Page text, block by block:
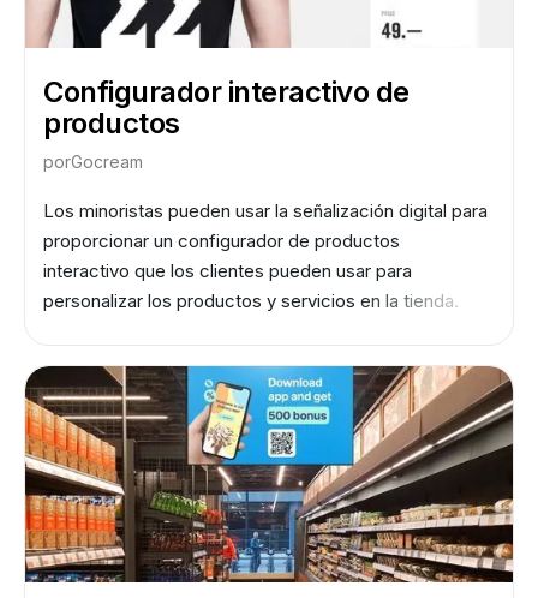
Configurador interactivo de
productos
porGocream
Los minoristas pueden usar la señalización digital para
proporcionar un configurador de productos
interactivo que los clientes pueden usar para
personalizar los productos y servicios en la tienda.
proporcionar una demostración más personalizada de
los productos y, por lo tanto, aumentar la probabilidad
de realizar una compra.